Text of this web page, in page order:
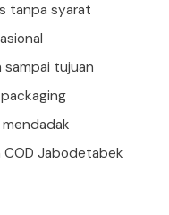
tanpa syarat
tujuan
COD Jabodetabek